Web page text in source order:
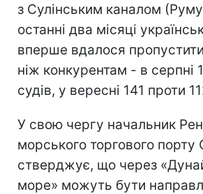
з Сулінським каналом
останні два місяці
вперше вдалося
ніж конкурентам - в серпні
судів, у вересні 141 проти
У свою чергу начальник
морського торгового порту
стверджує, що через
море» можуть бути